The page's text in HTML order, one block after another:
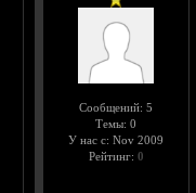
Сообщений: 5
Темы: 0
У нас с: Nov 2009
Рейтинг: 0